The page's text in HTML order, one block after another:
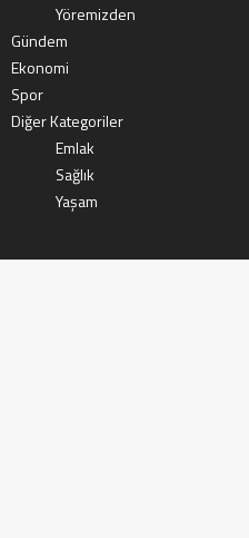
Yöremizden
Gündem
Ekonomi
Spor
Diğer Kategoriler
Emlak
Sağlık
Yaşam